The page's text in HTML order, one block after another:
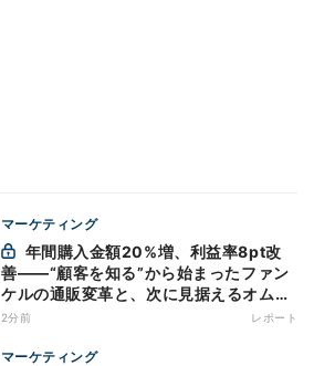
マーケティング
善——“顧客を知る”から始まったファン
ケルの通販変革と、次に見据えるオムニ
チャネル
2分前 レポート
マーケティング